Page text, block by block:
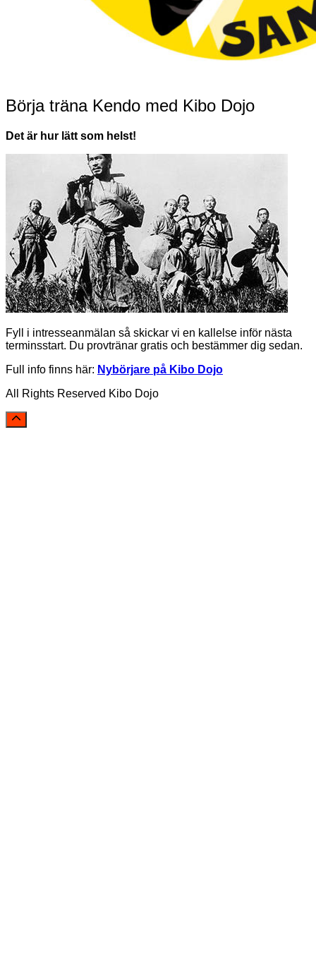
Börja träna Kendo med Kibo Dojo
Det är hur lätt som helst!
Fyll i intresseanmälan så skickar vi en kallelse inför nästa
terminsstart. Du provtränar gratis och bestämmer dig sedan.
Full info finns här: Nybörjare på Kibo Dojo
All Rights Reserved Kibo Dojo